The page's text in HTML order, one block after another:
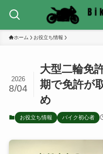
ホーム お役立ち情報
大型二輪免
期で免許が
め
2026
8/04
お役立ち情報 バイク初心者